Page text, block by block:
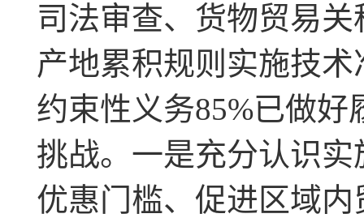
司法审查、货物贸易
产地累积规则实施技
约束性义务85%已做
挑战。一是充分认识
优惠门槛、促进区域